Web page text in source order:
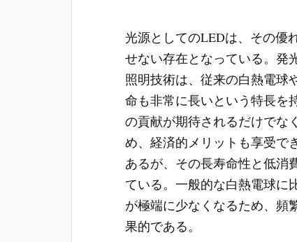
光源としてのLEDは、その優
せない存在となっている。発
照明技術は、従来の白熱電球
命も非常に長いという特長を
の貢献が期待されるだけでな
め、経済的メリットも享受で
あるが、その長寿命性と低消
ている。一般的な白熱電球に
が極端に少なくなるため、頻
果的である。